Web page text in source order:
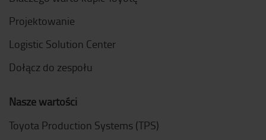
Projektowanie
Logistic Solution Center
Dołącz do zespołu
Nasze wartości
Toyota Production Systems (TPS)